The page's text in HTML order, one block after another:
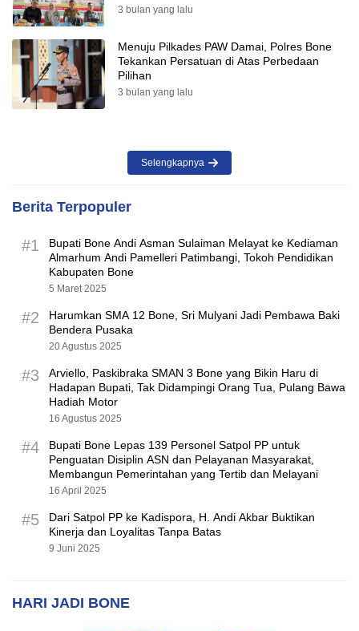
3 bulan yang lalu
Menuju Pilkades PAW Damai, Polres Bone
Tekankan Persatuan di Atas Perbedaan
Pilihan
3 bulan yang lalu
Selengkapnya
Berita Terpopuler
#1
Bupati Bone Andi Asman Sulaiman Melayat ke Kediaman
Almarhum Andi Pamelleri Patimbangi, Tokoh Pendidikan
Kabupaten Bone
5 Maret 2025
#2
Harumkan SMA 12 Bone, Sri Mulyani Jadi Pembawa Baki
Bendera Pusaka
20 Agustus 2025
#3
Arviello, Paskibraka SMAN 3 Bone yang Bikin Haru di
Hadapan Bupati, Tak Didampingi Orang Tua, Pulang Bawa
Hadiah Motor
16 Agustus 2025
#4
Bupati Bone Lepas 139 Personel Satpol PP untuk
Penguatan Disiplin ASN dan Pelayanan Masyarakat,
Membangun Pemerintahan yang Tertib dan Melayani
16 April 2025
#5
Dari Satpol PP ke Kadispora, H. Andi Akbar Buktikan
Kinerja dan Loyalitas Tanpa Batas
9 Juni 2025
HARI JADI BONE